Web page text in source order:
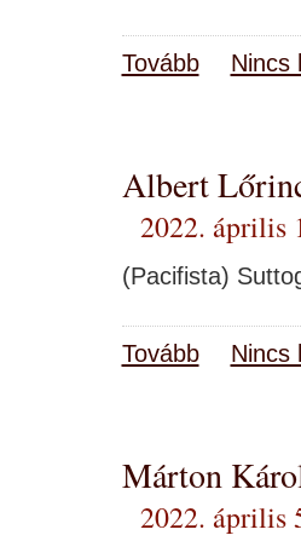
Tovább Nincs
Albert
2022. április
(Pacifista)
Tovább Nincs
Márton
2022. április